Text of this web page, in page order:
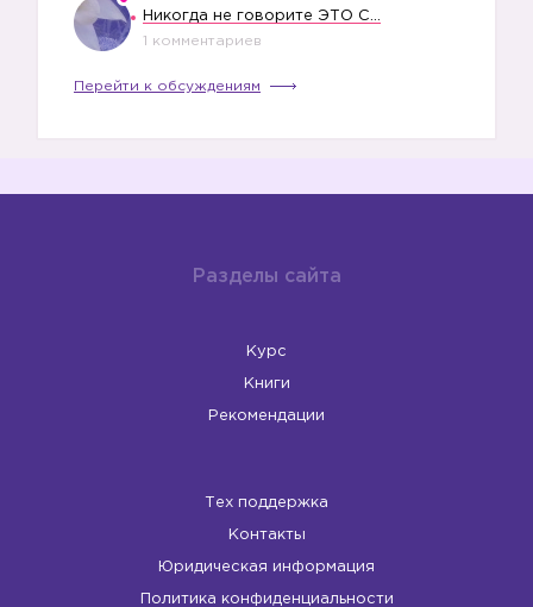
1 комментариев
Перейти к обсуждениям
Разделы сайта
Курс
Книги
Рекомендации
Тех поддержка
Контакты
Юридическая информация
Политика конфиденциальности